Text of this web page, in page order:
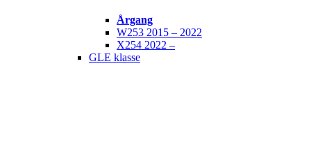
Årgang
W253 2015 – 2022
X254 2022 –
GLE klasse